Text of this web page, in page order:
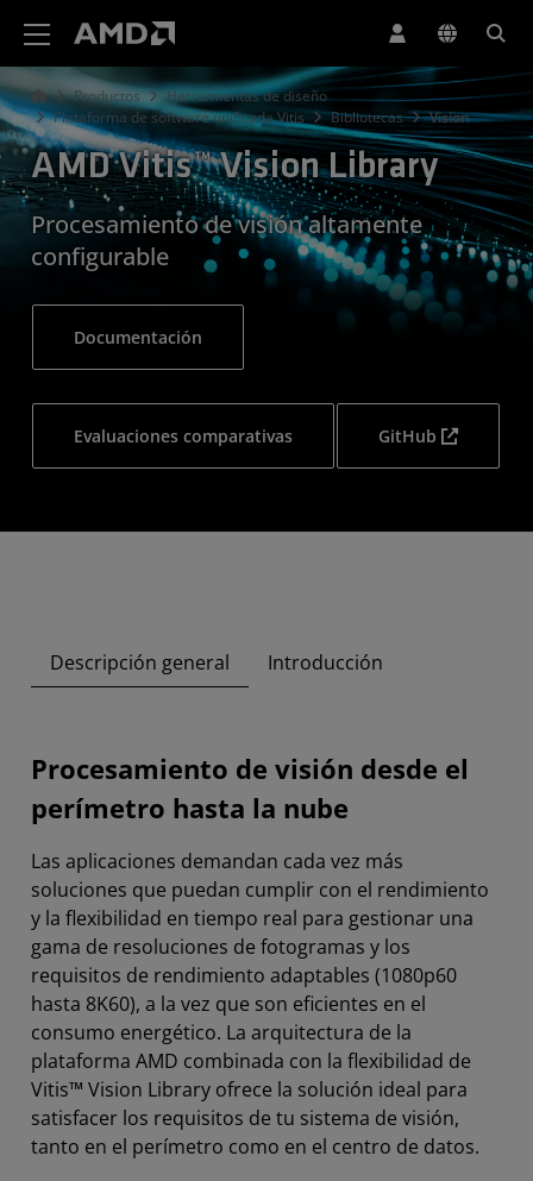
Productos
Herramientas de diseño
Plataforma de software unificada Vitis
Bibliotecas Vision
AMD Vitis™ Vision Library
Procesamiento de visión altamente
configurable
Documentación
Evaluaciones comparativas GitHub
Descripción general Introducción
Procesamiento de visión desde el
perímetro hasta la nube
Las aplicaciones demandan cada vez más
soluciones que puedan cumplir con el rendimiento
y la flexibilidad en tiempo real para gestionar una
gama de resoluciones de fotogramas y los
requisitos de rendimiento adaptables (1080p60
hasta 8K60), a la vez que son eficientes en el
consumo energético. La arquitectura de la
plataforma AMD combinada con la flexibilidad de
Vitis™ Vision Library ofrece la solución ideal para
satisfacer los requisitos de tu sistema de visión,
tanto en el perímetro como en el centro de datos.